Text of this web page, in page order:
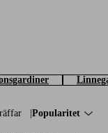
Sortera på:
Popularitet